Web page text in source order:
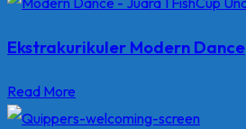
Ekstrakurikuler Modern Dance
Read More